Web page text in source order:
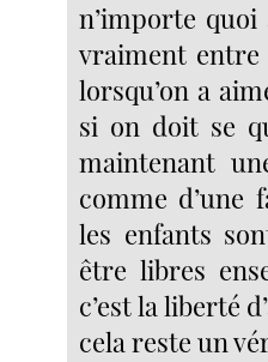
n’importe
vraiment entre
lorsqu’on a
si on doit se
maintenant
comme d’une
les enfants
être libres
c’est la liberté
cela reste un